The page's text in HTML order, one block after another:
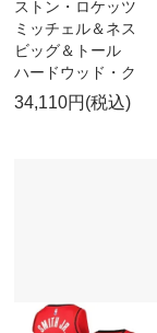
ストン・ロケッツ
ミッチェル＆ネス
ビッグ＆トール
ハードウッド・ク
34,110円(税込)